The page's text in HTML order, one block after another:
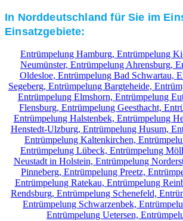
In Norddeutschland für Sie im
Einsatzgebiete:
Entrümpelung Hamburg, Entrümpelung
Neumünster, Entrümpelung Ahrensburg,
Oldesloe, Entrümpelung Bad Schwartau,
Segeberg, Entrümpelung Bargteheide,
Entrümpelung Elmshorn, Entrümpelung
Flensburg, Entrümpelung Geesthacht,
Entrümpelung Halstenbek, Entrümpelung
Henstedt-Ulzburg, Entrümpelung Husum,
Entrümpelung Kaltenkirchen,
Entrümpelung Lübeck, Entrümpelung
Neustadt in Holstein, Entrümpelung
Pinneberg, Entrümpelung Preetz,
Entrümpelung Ratekau, Entrümpelung
Rendsburg, Entrümpelung Schenefeld,
Entrümpelung Schwarzenbek,
Entrümpelung Uetersen,